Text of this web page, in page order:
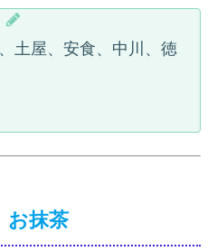
土屋、安食、中川、徳
お抹茶